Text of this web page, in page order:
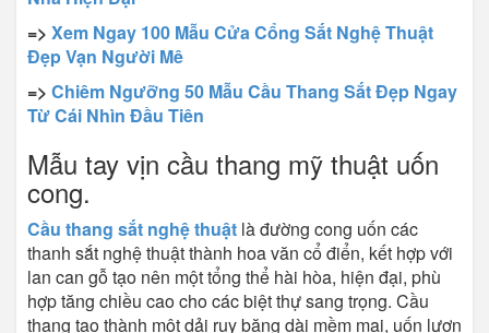
=> Xem Ngay 100 Mẫu Cửa Cổng Sắt Nghệ Thuật
Đẹp Vạn Người Mê
=> Chiêm Ngưỡng 50 Mẫu Cầu Thang Sắt Đẹp Ngay
Từ Cái Nhìn Đầu Tiên
Mẫu tay vịn cầu thang mỹ thuật uốn
cong.
Cầu thang sắt nghệ thuật là đường cong uốn các
thanh sắt nghệ thuật thành hoa văn cổ điển, kết hợp với
lan can gỗ tạo nên một tổng thể hài hòa, hiện đại, phù
hợp tăng chiều cao cho các biệt thự sang trọng. Cầu
thang tạo thành một dải ruy băng dài mềm mại, uốn lượn